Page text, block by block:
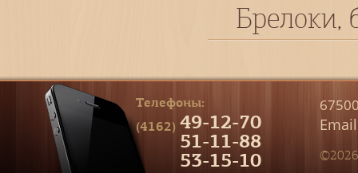
Брелоки,
Телефоны:
(4162) 49-12-70
51-11-88
53-15-10